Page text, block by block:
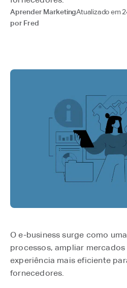
Aprender MarketingAtualizado em
por Fred
O e-business surge como
processos, ampliar
experiência mais eficiente
fornecedores.